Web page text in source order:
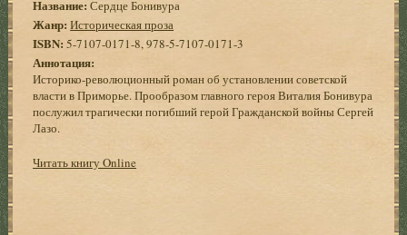
Название: Сердце Бонивура
Жанр: Историческая проза
ISBN: 5-7107-0171-8, 978-5-7107-0171-3
Аннотация:
Историко-революционный роман об установлении советской
власти в Приморье. Прообразом главного героя Виталия Бонивура
послужил трагически погибший герой Гражданской войны Сергей
Лазо.
Читать книгу Online